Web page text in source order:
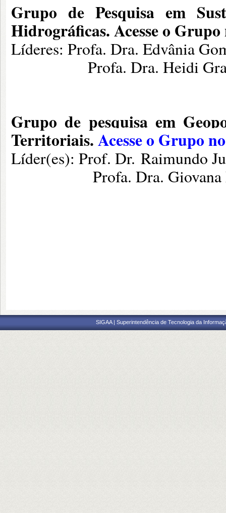
Grupo de Pesquisa em
Hidrográficas.Acesse o
Líderes: Profa. Dra. Edvânia
Profa. Dra. Heidi
Grupo de pesquisa em
Territoriais.Acesse o Grupo
Líder(es): Prof. Dr. Raimundo
Profa. Dra. Giovana
SIGAA | Superintendência de Tecnologia da